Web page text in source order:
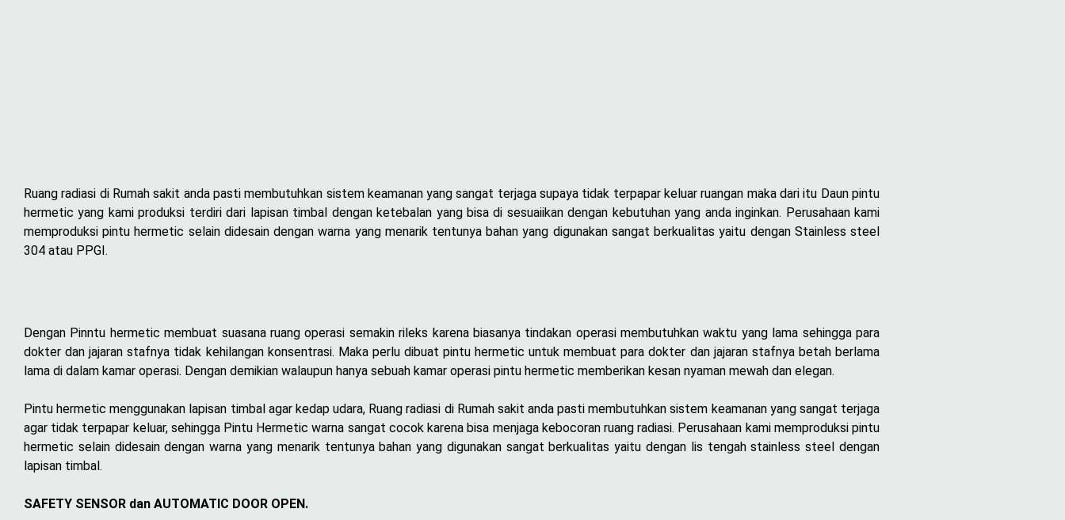
Ruang radiasi di Rumah sakit anda pasti membutuhkan sistem keamanan yang sangat terjaga supaya tidak terpapar keluar ruangan maka dari itu Daun pintu
hermetic yang kami produksi terdiri dari lapisan timbal dengan ketebalan yang bisa di sesuaiikan dengan kebutuhan yang anda inginkan. Perusahaan kami
memproduksi pintu hermetic selain didesain dengan warna yang menarik tentunya bahan yang digunakan sangat berkualitas yaitu dengan Stainless steel
304 atau PPGI.
Dengan Pinntu hermetic membuat suasana ruang operasi semakin rileks karena biasanya tindakan operasi membutuhkan waktu yang lama sehingga para
dokter dan jajaran stafnya tidak kehilangan konsentrasi. Maka perlu dibuat pintu hermetic untuk membuat para dokter dan jajaran stafnya betah berlama
lama di dalam kamar operasi. Dengan demikian walaupun hanya sebuah kamar operasi pintu hermetic memberikan kesan nyaman mewah dan elegan.
Pintu hermetic menggunakan lapisan timbal agar kedap udara, Ruang radiasi di Rumah sakit anda pasti membutuhkan sistem keamanan yang sangat terjaga
agar tidak terpapar keluar, sehingga Pintu Hermetic warna sangat cocok karena bisa menjaga kebocoran ruang radiasi. Perusahaan kami memproduksi pintu
hermetic selain didesain dengan warna yang menarik tentunya bahan yang digunakan sangat berkualitas yaitu dengan lis tengah stainless steel dengan
lapisan timbal.
SAFETY SENSOR dan AUTOMATIC DOOR OPEN.